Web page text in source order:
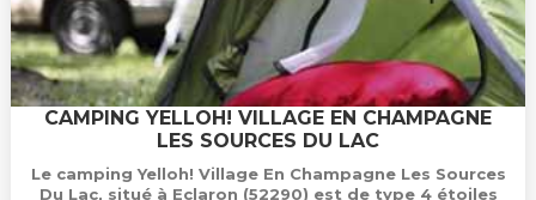
CAMPING YELLOH! VILLAGE EN CHAMPAGNE
LES SOURCES DU LAC
Le camping Yelloh! Village En Champagne Les Sources
Du Lac, situé à Eclaron (52290) est de type 4 étoiles